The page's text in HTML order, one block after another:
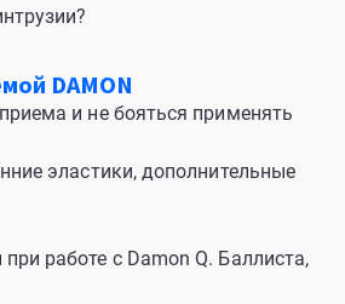
DAMON
и не бояться применять
эластики, дополнительные
работе с Damon Q. Баллиста,